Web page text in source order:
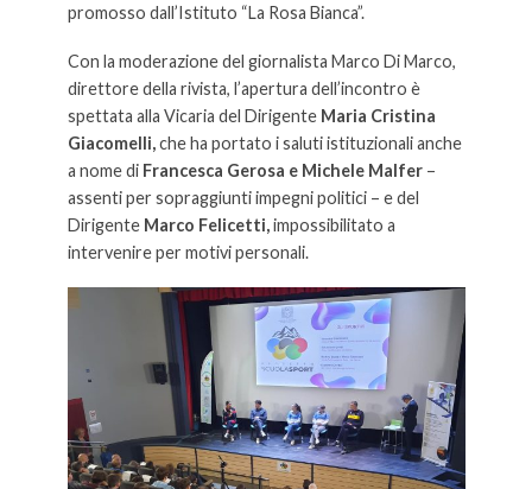
promosso dall’Istituto “La Rosa Bianca”.
Con la moderazione del giornalista Marco Di Marco,
direttore della rivista, l’apertura dell’incontro è
spettata alla Vicaria del Dirigente Maria Cristina
Giacomelli,che ha portato i saluti istituzionali anche
a nome di Francesca Gerosa e Michele Malfer–
assenti per sopraggiunti impegni politici – e del
Dirigente Marco Felicetti,impossibilitato a
intervenire per motivi personali.